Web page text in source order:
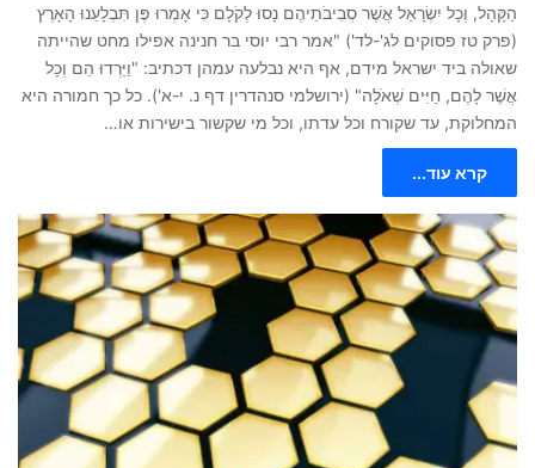
הַקָּהָל, וְכָל יִשְׂרָאֵל אֲשֶׁר סְבִיבֹתֵיהֶם נָסוּ לְקֹלָם כִּי אָמְרוּ פֶּן תִּבְלָעֵנוּ הָאָרֶץ
(פרק טז פסוקים לג'-לד') "אמר רבי יוסי בר חנינה אפילו מחט שהייתה
שאולה ביד ישראל מידם, אף היא נבלעה עמהן דכתיב: "וַיֵּרְדוּ הֵם וְכָל
אֲשֶׁר לָהֶם, חַיִּים שְׁאֹלָה" (ירושלמי סנהדרין דף נ. י-א'). כל כך חמורה היא
המחלוקת, עד שקורח וכל עדתו, וכל מי שקשור בישירות או…
קרא עוד...